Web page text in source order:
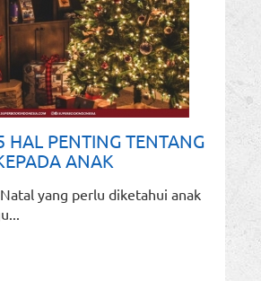
PENTING TENTANG
ANAK
yang perlu diketahui anak